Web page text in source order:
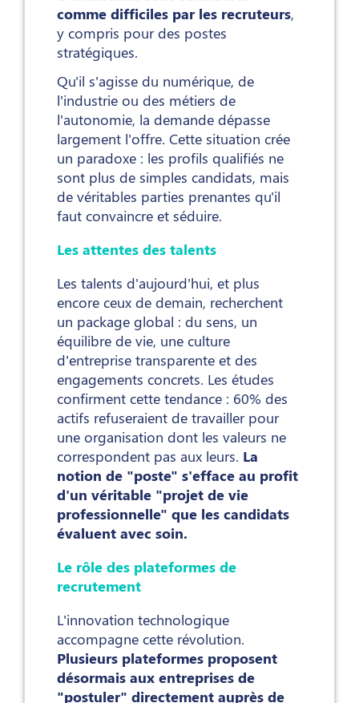
comme difficiles par les recruteurs,
y compris pour des postes
stratégiques.
Qu'il s'agisse du numérique, de
l'industrie ou des métiers de
l'autonomie, la demande dépasse
largement l'offre. Cette situation crée
un paradoxe : les profils qualifiés ne
sont plus de simples candidats, mais
de véritables parties prenantes qu'il
faut convaincre et séduire.
Les attentes des talents
Les talents d'aujourd'hui, et plus
encore ceux de demain, recherchent
un package global : du sens, un
équilibre de vie, une culture
d'entreprise transparente et des
engagements concrets. Les études
confirment cette tendance : 60% des
actifs refuseraient de travailler pour
une organisation dont les valeurs ne
correspondent pas aux leurs. La
notion de "poste" s'efface au profit
d'un véritable "projet de vie
professionnelle" que les candidats
évaluent avec soin.
Le rôle des plateformes de
recrutement
L'innovation technologique
accompagne cette révolution.
Plusieurs plateformes proposent
désormais aux entreprises de
"postuler" directement auprès de